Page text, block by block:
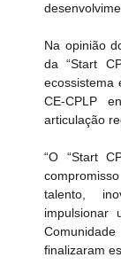
Na opinião
da “Start
ecossistema
CE-CPLP
articulação
“O “Start
talento,
impulsionar
finalizaram